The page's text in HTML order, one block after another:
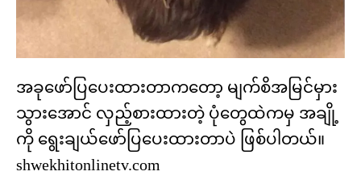
အခုဖော်ပြပေးထားတာကတော့ မျက်စိအမြင်မှား
သွားအောင် လှည့်စားထားတဲ့ ပုံတွေထဲကမှ အချို့
ကို ရွေးချယ်ဖော်ပြပေးထားတာပဲ ဖြစ်ပါတယ်။
shwekhitonlinetv.com